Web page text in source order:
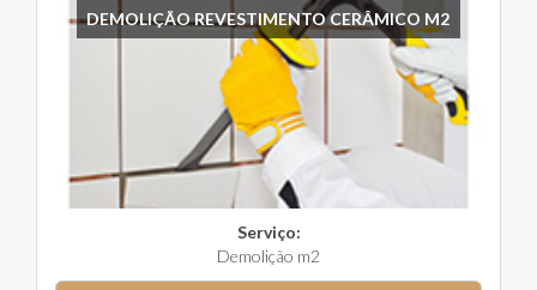
DEMOLIÇÃO REVESTIMENTO CERÂMICO M2
Serviço:
Demolição m2